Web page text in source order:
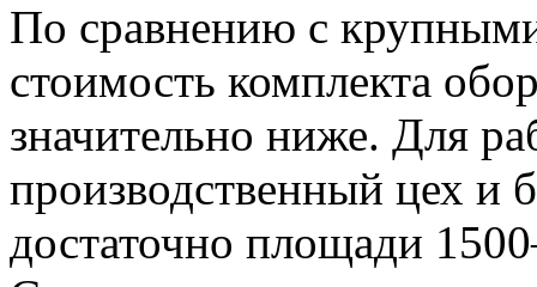
По сравнению с
стоимость комплекта
значительно ниже. Для
производственный цех и
достаточно площади